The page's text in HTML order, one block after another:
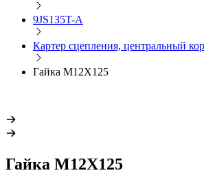
9JS135T-A
Картер сцепления, центральный
Гайка M12X125
Гайка M12X125